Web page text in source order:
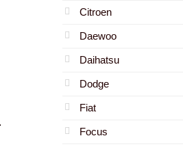
Citroen
Daewoo
Daihatsu
Dodge
Fiat
Focus